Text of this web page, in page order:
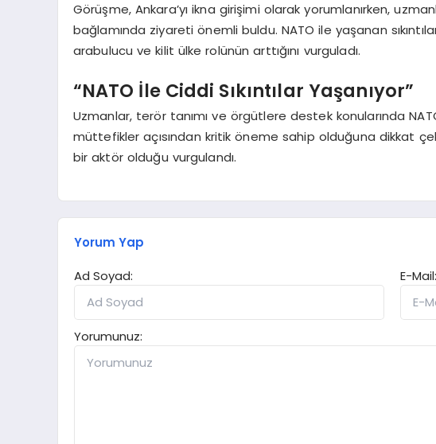
Görüşme, Ankara’yı ikna girişimi olarak yorumlanırken,
bağlamında ziyareti önemli buldu. NATO ile yaşanan
arabulucu ve kilit ülke rolünün arttığını vurguladı.
“NATO İle Ciddi Sıkıntılar Yaşanıyor”
Uzmanlar, terör tanımı ve örgütlere destek konularında NATO
müttefikler açısından kritik öneme sahip olduğuna dikkat
bir aktör olduğu vurgulandı.
Yorum Yap
Ad Soyad:
E-Mail:
Yorumunuz: